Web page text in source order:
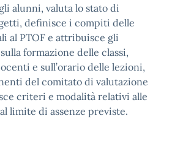
alunni, valuta lo stato di
definisce i compiti delle
al PTOF e attribuisce gli
formazione delle classi,
e sull’orario delle lezioni,
del comitato di valutazione
criteri e modalità relativi alle
limite di assenze previste.